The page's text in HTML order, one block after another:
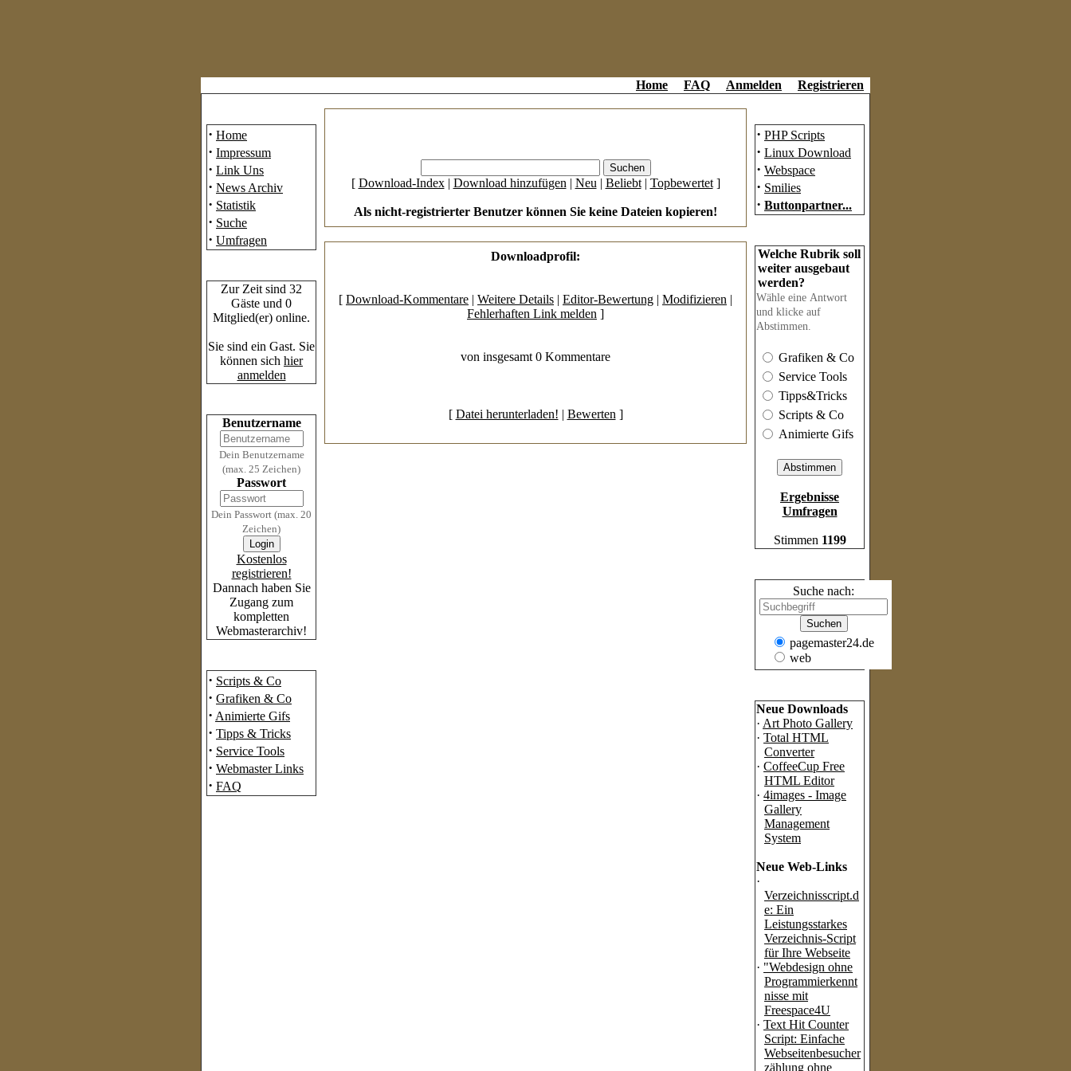
Home FAQ Anmelden Registrieren
· Home
· Impressum
· Link Uns
· News Archiv
· Statistik
· Suche
· Umfragen
Zur Zeit sind 32
Gäste und 0
Mitglied(er) online.
Sie sind ein Gast. Sie
können sich hier
anmelden
Benutzername
Dein Benutzername
(max. 25 Zeichen)
Passwort
Dein Passwort (max. 20
Zeichen)
Kostenlos
registrieren!
Dannach haben Sie
Zugang zum
kompletten
Webmasterarchiv!
· Scripts & Co
· Grafiken & Co
· Animierte Gifs
· Tipps & Tricks
· Service Tools
· Webmaster Links
· FAQ
[ Download-Index| Download hinzufügen | Neu | Beliebt| Topbewertet]
Als nicht-registrierter Benutzer können Sie keine Dateien kopieren!
Downloadprofil:
[ Download-Kommentare | Weitere Details | Editor-Bewertung | Modifizieren |
Fehlerhaften Link melden ]
von insgesamt 0 Kommentare
[ Datei herunterladen! | Bewerten ]
· PHP Scripts
· Linux Download
· Webspace
· Smilies
· Buttonpartner...
Welche Rubrik soll
weiter ausgebaut
werden?
Wähle eine Antwort
und klicke auf
Abstimmen.
Grafiken & Co
Service Tools
Tipps&Tricks
Scripts & Co
Animierte Gifs
Ergebnisse
Umfragen
Stimmen 1199
Suche nach:
pagemaster24.de
web
Neue Downloads
· Art Photo Gallery
· Total HTML
Converter
· CoffeeCup Free
HTML Editor
· 4images - Image
Gallery
Management
System
Neue Web-Links
·
Verzeichnisscript.d
e: Ein
Leistungsstarkes
Verzeichnis-Script
für Ihre Webseite
· "Webdesign ohne
Programmierkennt
nisse mit
Freespace4U
· Text Hit Counter
Script: Einfache
Webseitenbesucher
zählung ohne